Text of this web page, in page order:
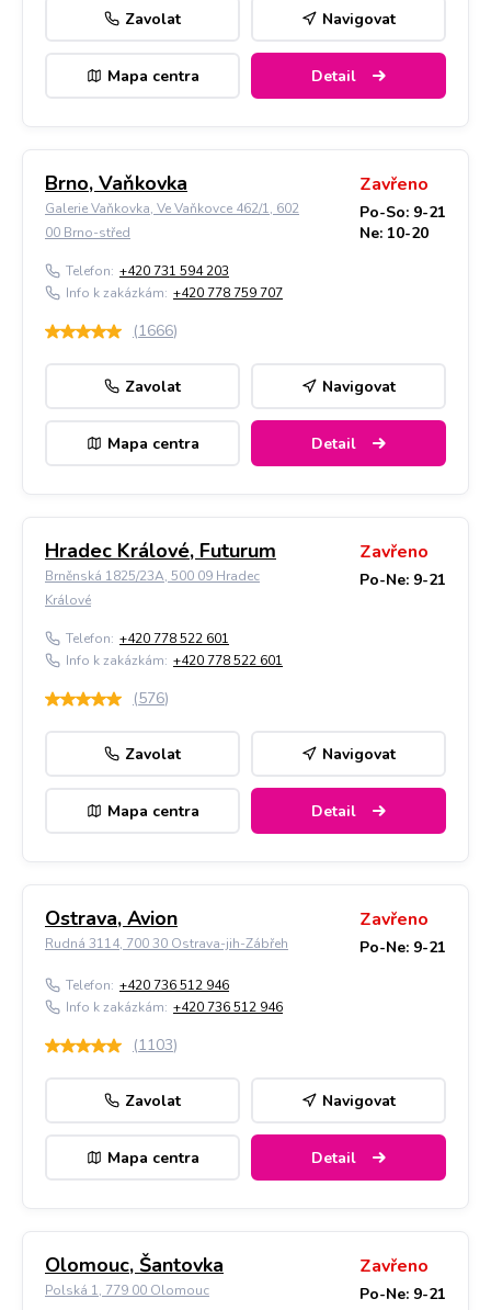
Zavolat Navigovat
Mapa centra Detail
Brno, Vaňkovka
Galerie Vaňkovka, Ve Vaňkovce 462/1, 602
00 Brno-střed
Zavřeno
Po-So: 9-21
Ne: 10-20
Telefon: +420 731 594 203
Info k zakázkám: +420 778 759 707
(1666)
Zavolat Navigovat
Mapa centra Detail
Hradec Králové, Futurum
Brněnská 1825/23A, 500 09 Hradec
Králové
Zavřeno
Po-Ne: 9-21
Telefon: +420 778 522 601
Info k zakázkám: +420 778 522 601
(576)
Zavolat Navigovat
Mapa centra Detail
Ostrava, Avion
Rudná 3114, 700 30 Ostrava-jih-Zábřeh
Zavřeno
Po-Ne: 9-21
Telefon: +420 736 512 946
Info k zakázkám: +420 736 512 946
(1103)
Zavolat Navigovat
Mapa centra Detail
Olomouc, Šantovka
Polská 1, 779 00 Olomouc
Zavřeno
Po-Ne: 9-21